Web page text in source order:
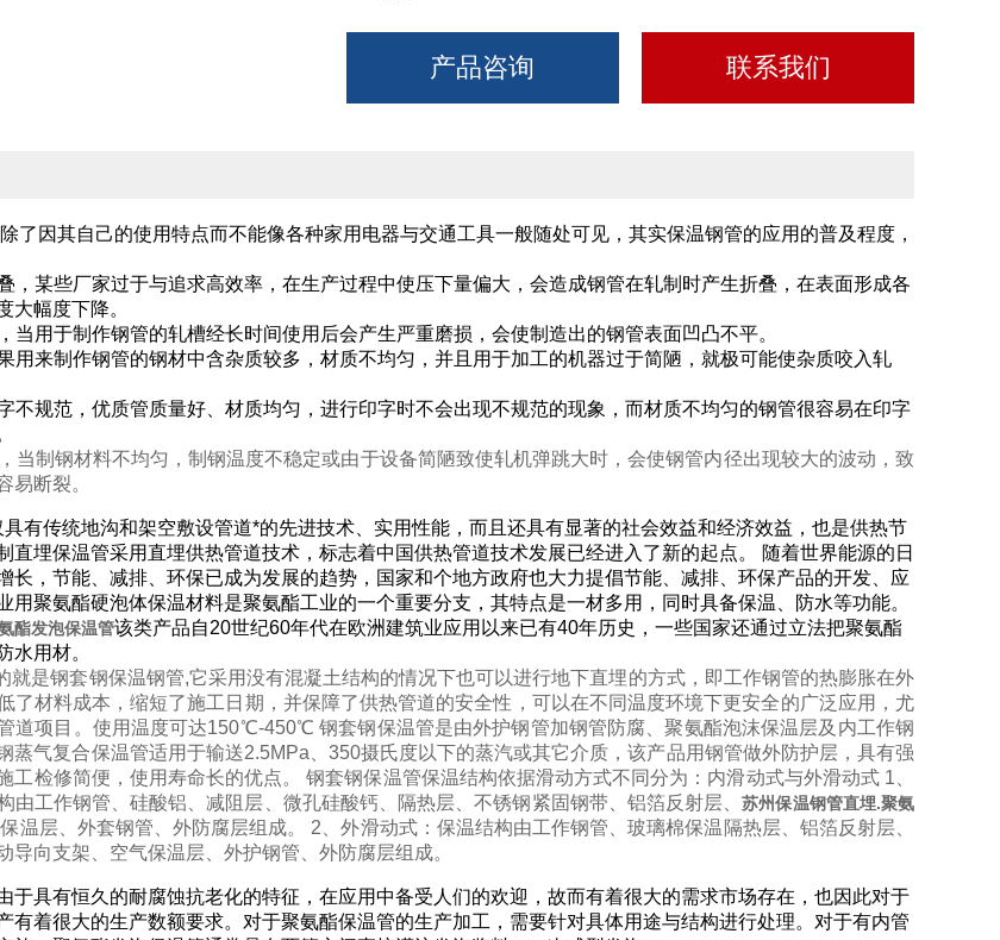
产品咨询 联系我们
了因其自己的使用特点而不能像各种家用电器与交通工具一般随处可见，其实保温钢管的应用的普及程度，
，某些厂家过于与追求高效率，在生产过程中使压下量偏大，会造成钢管在轧制时产生折叠，在表面形成各
度大幅度下降。
当用于制作钢管的轧槽经长时间使用后会产生严重磨损，会使制造出的钢管表面凹凸不平。
用来制作钢管的钢材中含杂质较多，材质不均匀，并且用于加工的机器过于简陋，就极可能使杂质咬入轧
不规范，优质管质量好、材质均匀，进行印字时不会出现不规范的现象，而材质不均匀的钢管很容易在印字
当制钢材料不均匀，制钢温度不稳定或由于设备简陋致使轧机弹跳大时，会使钢管内径出现较大的波动，致
易断裂。
有传统地沟和架空敷设管道*的先进技术、实用性能，而且还具有显著的社会效益和经济效益，也是供热节
直埋保温管采用直埋供热管道技术，标志着中国供热管道技术发展已经进入了新的起点。 随着世界能源的日
长，节能、减排、环保已成为发展的趋势，国家和个地方政府也大力提倡节能、减排、环保产品的开发、应
用聚氨酯硬泡体保温材料是聚氨酯工业的一个重要分支，其特点是一材多用，同时具备保温、防水等功能。
酯发泡保温管该类产品自20世纪60年代在欧洲建筑业应用以来已有40年历史，一些国家还通过立法把聚氨酯
水用材。
就是钢套钢保温钢管,它采用没有混凝土结构的情况下也可以进行地下直埋的方式，即工作钢管的热膨胀在外
了材料成本，缩短了施工日期，并保障了供热管道的安全性，可以在不同温度环境下更安全的广泛应用，尤
道项目。使用温度可达150℃-450℃ 钢套钢保温管是由外护钢管加钢管防腐、聚氨酯泡沫保温层及内工作钢
蒸气复合保温管适用于输送2.5MPa、350摄氏度以下的蒸汽或其它介质，该产品用钢管做外防护层，具有强
工检修简便，使用寿命长的优点。 钢套钢保温管保温结构依据滑动方式不同分为：内滑动式与外滑动式 1、
由工作钢管、硅酸铝、减阻层、微孔硅酸钙、隔热层、不锈钢紧固钢带、铝箔反射层、苏州保温钢管直埋.聚氨
温层、外套钢管、外防腐层组成。 2、外滑动式：保温结构由工作钢管、玻璃棉保温隔热层、铝箔反射层、
导向支架、空气保温层、外护钢管、外防腐层组成。
于具有恒久的耐腐蚀抗老化的特征，在应用中备受人们的欢迎，故而有着很大的需求市场存在，也因此对于
有着很大的生产数额要求。对于聚氨酯保温管的生产加工，需要针对具体用途与结构进行处理。对于有内管